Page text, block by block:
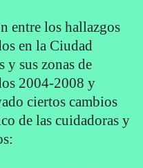
entre los hallazgos
en la Ciudad
y sus zonas de
2004-2008 y
ciertos cambios
de las cuidadoras y